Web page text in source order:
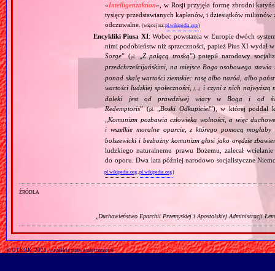
«Intelligenzaktion», w Rosji przyjęła formę zbrodni
tysięcy przedstawianych kapłanów, i dziesiątków
odczuwalne. (więcej na:pl.wikipedia.org)
Encykliki Piusa XI: Wobec powstania w Europie dwóch
nimi podobieństw niż sprzeczności, papież Pius XI
Sorge” (pl.„Z palącą troską”) potępił narodowy
przedchrześcijańskimi, na miejsce Boga osobowego
ponad skalę wartości ziemskie: rasę albo naród, albo
wartości ludzkiej społeczności,[…] i czyni z nich najwyższą
daleki jest od prawdziwej wiary w Boga i od
Redemptoris” (pl.„Boski Odkupiciel”), w której poddał
Komunizm pozbawia człowieka wolności, a więc
i wszelkie moralne oparcie, z którego pomocą
bolszewicki i bezbożny komunizm głosi jako orędzie
ludzkiego naturalnemu prawu Bożemu, zalecał
do oporu. Dwa lata później narodowo socjalistyczne
pl.wikipedia.org,pl.wikipedia.org)
źródła
Duchowieństwo Eparchii Przemyskiej i Apostolskiej Administracji
© GTKRK, 2025, wszelkie prawa zastrzeżone